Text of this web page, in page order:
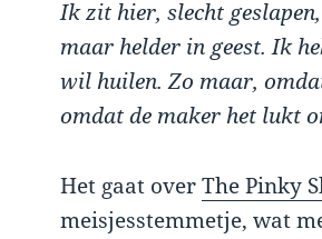
Ik zit hier, slecht
maar helder in geest. Ik
wil huilen. Zo maar,
omdat de maker het lukt
Het gaat overThe Pinky
meisjesstemmetje, wat